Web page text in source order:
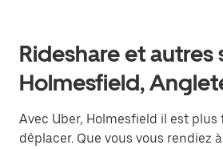
Rideshare et autres
Holmesfield,
Avec Uber, Holmesfield il est plus
déplacer. Que vous vous rendiez